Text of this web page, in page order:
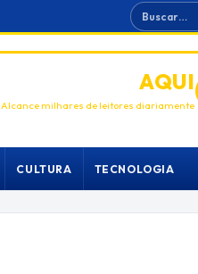
Buscar
ANUNCIEAQUI
Alcance milhares de leitores diariamente
CULTURA TECNOLOGIA